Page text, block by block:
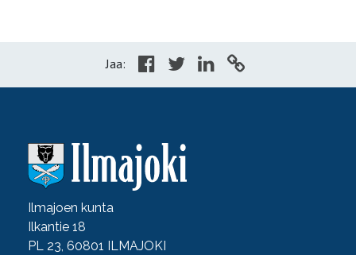
Jaa:
Ilmajoen kunta
Ilkantie 18
PL 23, 60801 ILMAJOKI